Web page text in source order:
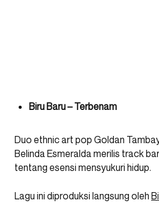
Biru Baru – Terbenam
Duo ethnic art pop Goldan
Belinda Esmeralda merilis track
tentang esensi mensyukuri hidup.
Lagu ini diproduksi langsung oleh